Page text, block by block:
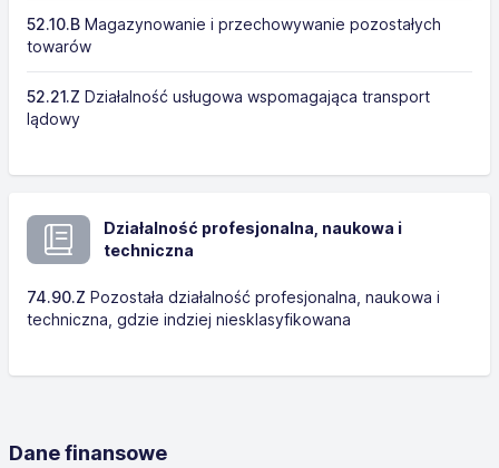
52.10.B Magazynowanie i przechowywanie pozostałych
towarów
52.21.Z Działalność usługowa wspomagająca transport
lądowy
Działalność profesjonalna, naukowa i
techniczna
74.90.Z Pozostała działalność profesjonalna, naukowa i
techniczna, gdzie indziej niesklasyfikowana
Dane finansowe